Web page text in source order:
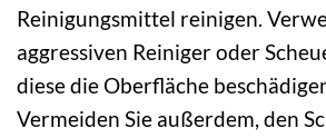
Reinigungsmittel reinigen.
aggressiven Reiniger oder
diese die Oberfläche
Vermeiden Sie außerdem, den